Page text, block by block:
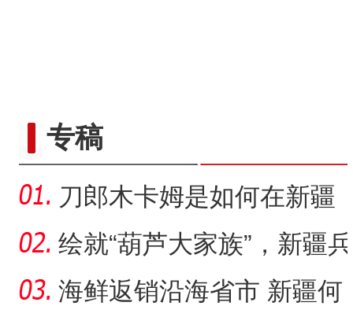
专稿
刀郎木卡姆是如何在新疆
麦盖提县有序传承的？
绘就“葫芦大家族”，新疆兵
团83岁老人为何痴迷烙
海鲜返销沿海省市 新疆何